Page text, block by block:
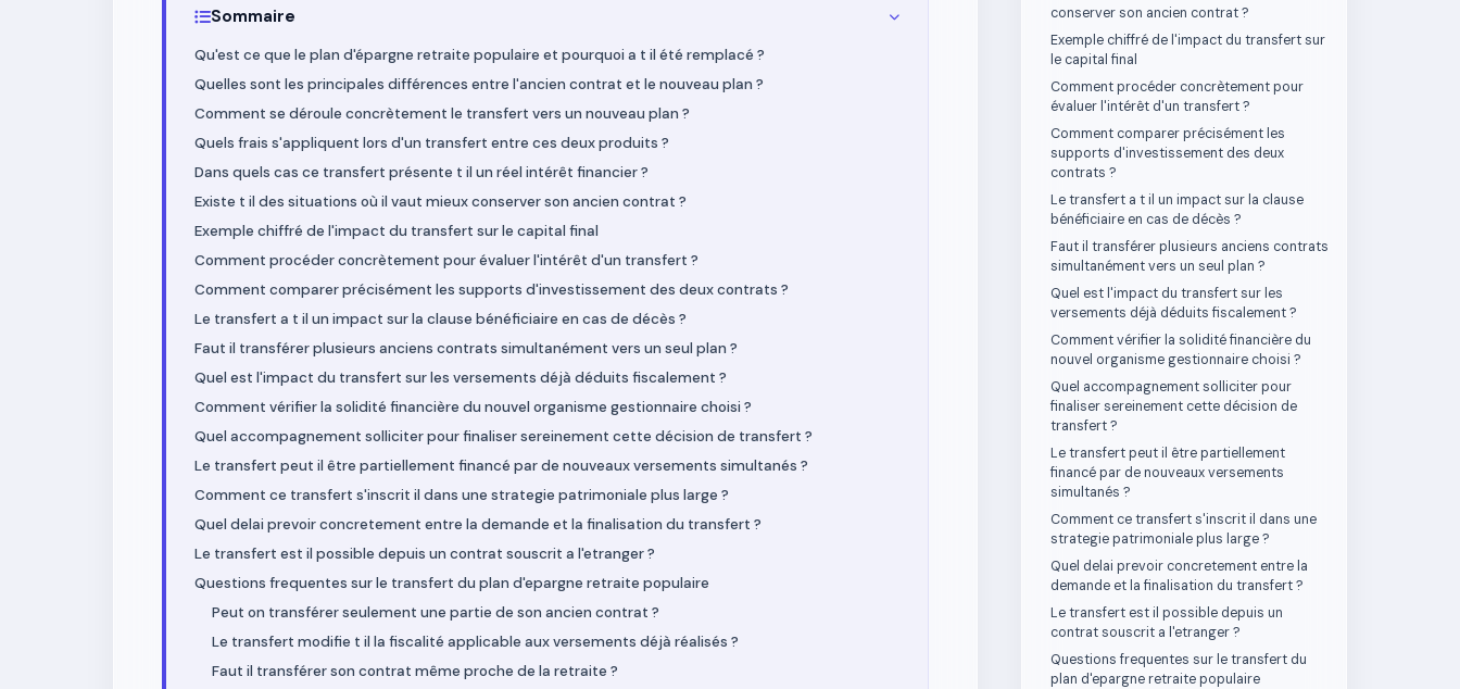
Sommaire
Qu'est ce que le plan d'épargne retraite populaire et pourquoi a t il été remplacé ?
Quelles sont les principales différences entre l'ancien contrat et le nouveau plan ?
Comment se déroule concrètement le transfert vers un nouveau plan ?
Quels frais s'appliquent lors d'un transfert entre ces deux produits ?
Dans quels cas ce transfert présente t il un réel intérêt financier ?
Existe t il des situations où il vaut mieux conserver son ancien contrat ?
Exemple chiffré de l'impact du transfert sur le capital final
Comment procéder concrètement pour évaluer l'intérêt d'un transfert ?
Comment comparer précisément les supports d'investissement des deux contrats ?
Le transfert a t il un impact sur la clause bénéficiaire en cas de décès ?
Faut il transférer plusieurs anciens contrats simultanément vers un seul plan ?
Quel est l'impact du transfert sur les versements déjà déduits fiscalement ?
Comment vérifier la solidité financière du nouvel organisme gestionnaire choisi ?
Quel accompagnement solliciter pour finaliser sereinement cette décision de transfert ?
Le transfert peut il être partiellement financé par de nouveaux versements simultanés ?
Comment ce transfert s'inscrit il dans une strategie patrimoniale plus large ?
Quel delai prevoir concretement entre la demande et la finalisation du transfert ?
Le transfert est il possible depuis un contrat souscrit a l'etranger ?
Questions frequentes sur le transfert du plan d'epargne retraite populaire
Peut on transférer seulement une partie de son ancien contrat ?
Le transfert modifie t il la fiscalité applicable aux versements déjà réalisés ?
Faut il transférer son contrat même proche de la retraite ?
conserver son ancien contrat ?
Exemple chiffré de l'impact du transfert sur
le capital final
Comment procéder concrètement pour
évaluer l'intérêt d'un transfert ?
Comment comparer précisément les
supports d'investissement des deux
contrats ?
Le transfert a t il un impact sur la clause
bénéficiaire en cas de décès ?
Faut il transférer plusieurs anciens contrats
simultanément vers un seul plan ?
Quel est l'impact du transfert sur les
versements déjà déduits fiscalement ?
Comment vérifier la solidité financière du
nouvel organisme gestionnaire choisi ?
Quel accompagnement solliciter pour
finaliser sereinement cette décision de
transfert ?
Le transfert peut il être partiellement
financé par de nouveaux versements
simultanés ?
Comment ce transfert s'inscrit il dans une
strategie patrimoniale plus large ?
Quel delai prevoir concretement entre la
demande et la finalisation du transfert ?
Le transfert est il possible depuis un
contrat souscrit a l'etranger ?
Questions frequentes sur le transfert du
plan d'epargne retraite populaire